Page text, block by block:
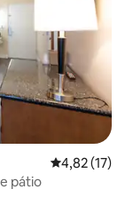
4,82 de uma
4,82 (17)
pátio